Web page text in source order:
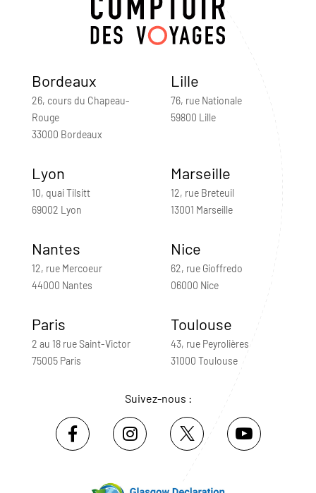
Bordeaux
26, cours du Chapeau-
Rouge
33000 Bordeaux
Lille
76, rue Nationale
59800 Lille
Lyon
10, quai Tilsitt
69002 Lyon
Marseille
12, rue Breteuil
13001 Marseille
Nantes
12, rue Mercoeur
44000 Nantes
Nice
62, rue Gioffredo
06000 Nice
Paris
2 au 18 rue Saint-Victor
75005 Paris
Toulouse
43, rue Peyrolières
31000 Toulouse
Suivez-nous :